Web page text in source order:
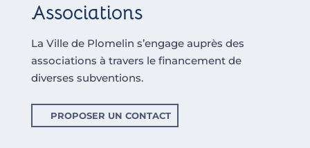
Associations
La Ville de Plomelin s’engage auprès des
associations à travers le financement de
diverses subventions.
PROPOSER UN CONTACT